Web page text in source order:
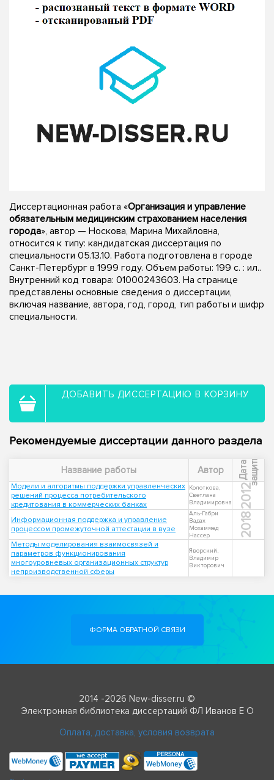
Диссертационная работа «Организация и управление
обязательным медицинским страхованием населения
города», автор — Носкова, Марина Михайловна,
относится к типу: кандидатская диссертация по
специальности 05.13.10. Работа подготовлена в городе
Санкт-Петербург в 1999 году. Объем работы: 199 с. : ил..
Внутренний код товара: 01000243603. На странице
представлены основные сведения о диссертации,
включая название, автора, год, город, тип работы и шифр
специальности.
ДОБАВИТЬ ДИССЕРТАЦИЮ В КОРЗИНУ
Рекомендуемые диссертации данного раздела
Название работы Автор Д
а
т
а
з
а
щ
и
т ы
Модели и алгоритмы поддержки управленческих
решений процесса потребительского
кредитования в коммерческих банках
Колоткова,
Светлана
Владимировна
2012
Информационная поддержка и управление
процессом промежуточной аттестации в вузе
Аль-Габри
Вадах
Мохаммед
Нассер
2018
Методы моделирования взаимосвязей и
параметров функционирования
многоуровневых организационных структур
непроизводственной сферы
Яворский,
Владимир
Викторович
ФОРМА ОБРАТНОЙ СВЯЗИ
2014 -2026 New-disser.ru ©
Электронная библиотека диссертаций ФЛ Иванов Е О
Оплата, доставка, условия возврата